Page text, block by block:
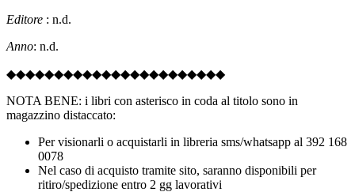
Editore : n.d.
Anno: n.d.
◆◆◆◆◆◆◆◆◆◆◆◆◆◆◆◆◆◆◆◆◆◆◆
NOTA BENE: i libri con asterisco in coda al titolo sono in
magazzino distaccato:
Per visionarli o acquistarli in libreria sms/whatsapp al 392 168
0078
Nel caso di acquisto tramite sito, saranno disponibili per
ritiro/spedizione entro 2 gg lavorativi